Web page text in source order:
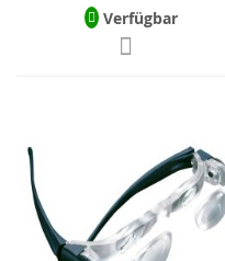
Verfügbar